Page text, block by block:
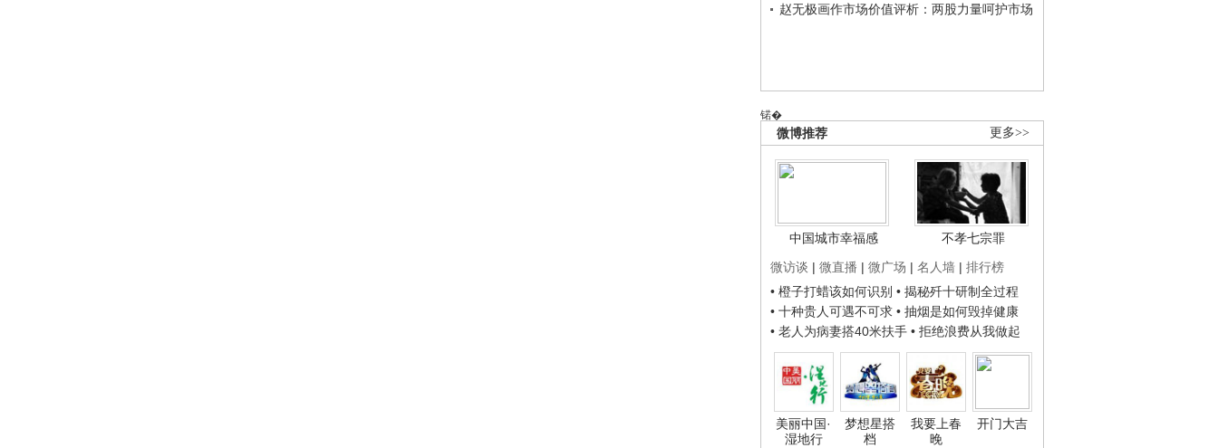
赵无极画作市场价值评析：两股力量呵护市场
锘�
更多>>
微博推荐
中国城市幸福感
不孝七宗罪
微访谈 | 微直播 | 微广场 | 名人墙 | 排行榜
• 橙子打蜡该如何识别 • 揭秘歼十研制全过程
• 十种贵人可遇不可求 • 抽烟是如何毁掉健康
• 老人为病妻搭40米扶手 • 拒绝浪费从我做起
美丽中国·
湿地行
梦想星搭
档
我要上春
晚
开门大吉